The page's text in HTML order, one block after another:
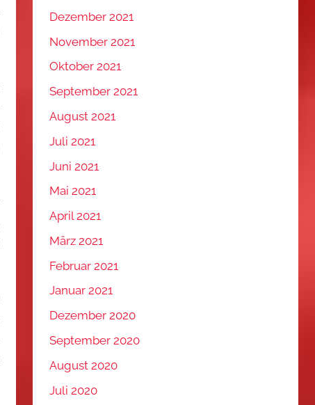
Dezember 2021
November 2021
Oktober 2021
September 2021
August 2021
Juli 2021
Juni 2021
Mai 2021
April 2021
März 2021
Februar 2021
Januar 2021
Dezember 2020
September 2020
August 2020
Juli 2020